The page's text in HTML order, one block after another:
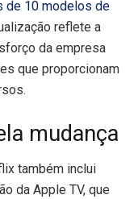
de 10 modelos de
reflete a
da empresa
que proporcionam
mudança
também inclui
da Apple TV, que